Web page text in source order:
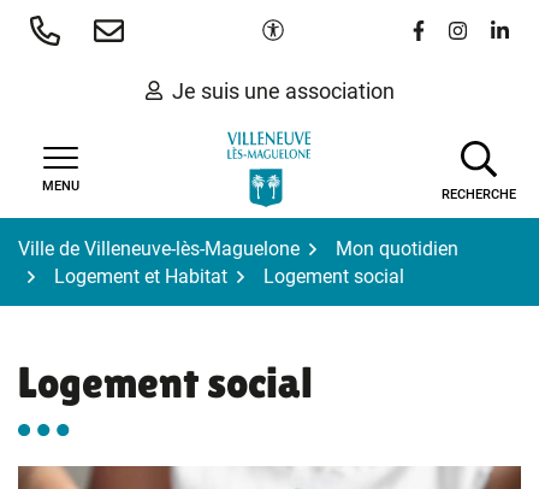
Aller
Paramètres d'accessibilité
Lien vers le
Lien vers
Lien
Je suis une association
MENU
RECHERCHE
Ville de Villeneuve-lès-Maguelone
Mon quotidien
Logement et Habitat
Logement social
Logement social